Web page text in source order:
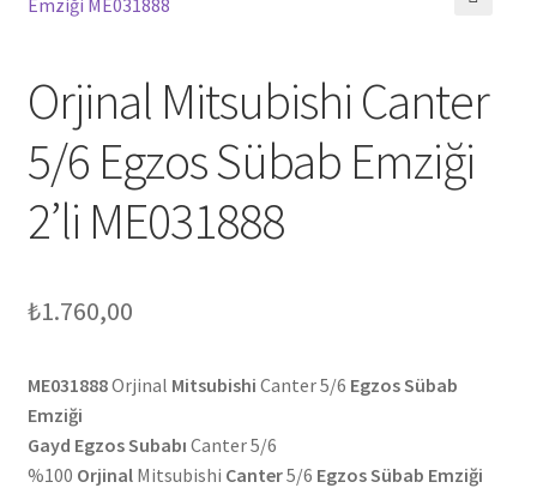
Orjinal Mitsubishi Canter
5/6 Egzos Sübab Emziği
2’li ME031888
₺1.760,00
ME031888Orjinal Mitsubishi Canter 5/6 Egzos Sübab
Emziği
Gayd Egzos Subabı Canter 5/6
%100 OrjinalMitsubishi Canter5/6 Egzos Sübab Emziği